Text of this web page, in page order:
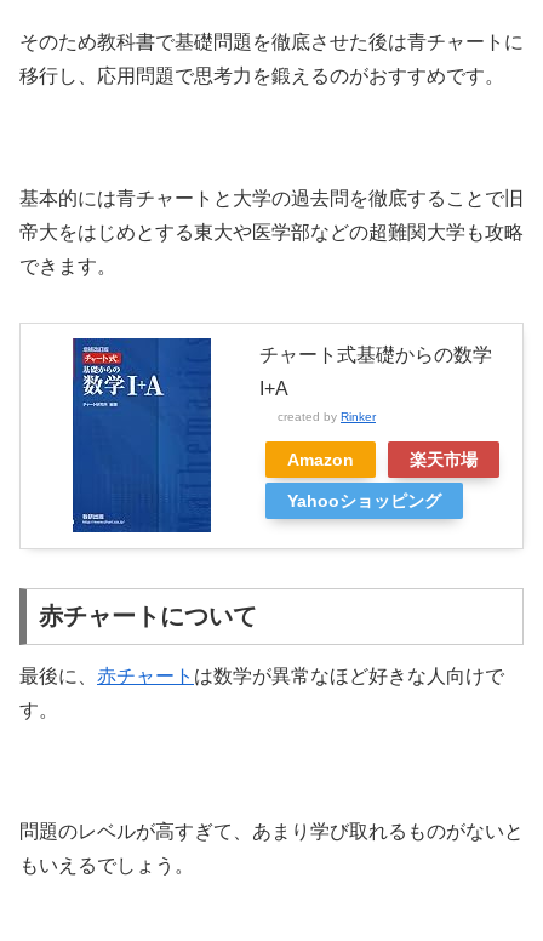
そのため教科書で基礎問題を徹底させた後は青チャートに
移行し、応用問題で思考力を鍛えるのがおすすめです。
基本的には青チャートと大学の過去問を徹底することで旧
帝大をはじめとする東大や医学部などの超難関大学も攻略
できます。
チャート式基礎からの数学
I+A
created by Rinker
Amazon 楽天市場
Yahooショッピング
赤チャートについて
最後に、 赤チャート は数学が異常なほど好きな人向けで
す。
問題のレベルが高すぎて、あまり学び取れるものがないと
もいえるでしょう。